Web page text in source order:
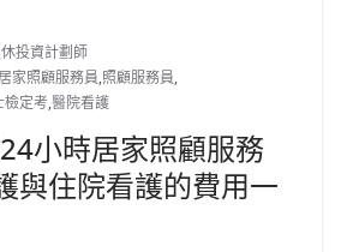
投資計劃師
居家照顧服務員,照顧服務員,
檢定考,醫院看護
小時居家照顧服務
與住院看護的費用一